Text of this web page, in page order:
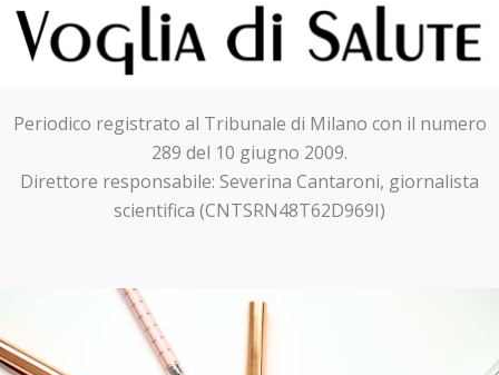
Periodico registrato al Tribunale di Milano con il numero
289 del 10 giugno 2009.
Direttore responsabile: Severina Cantaroni, giornalista
scientifica (CNTSRN48T62D969I)